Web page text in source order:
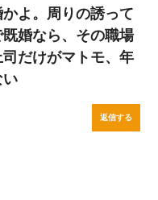
よ。周りの誘って
婚なら、その職場
だけがマトモ、年
い
返信する